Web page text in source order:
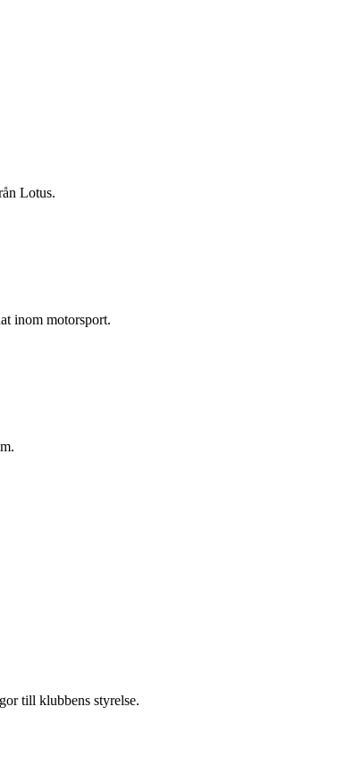
Lotus.
inom motorsport.
till klubbens styrelse.